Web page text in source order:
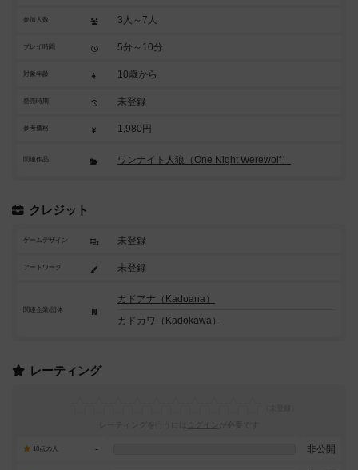
参加人数 3人～7人
プレイ時間 5分～10分
対象年齢 10歳から
発売時期 未登録
参考価格 1,980円
関連作品 ワンナイト人狼（One Night Werewolf）
クレジット
ゲームデザイン 未登録
アートワーク 未登録
関連企業/団体
カドアナ（Kadoana）
カドカワ（Kadokawa）
レーティング
10点の人 - 非公開